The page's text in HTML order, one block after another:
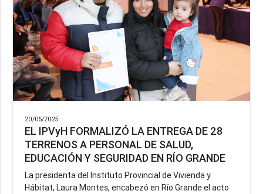
20/05/2025
EL IPVyH FORMALIZÓ LA ENTREGA DE 28
TERRENOS A PERSONAL DE SALUD,
EDUCACIÓN Y SEGURIDAD EN RÍO GRANDE
La presidenta del Instituto Provincial de Vivienda y
Hábitat, Laura Montes, encabezó en Río Grande el acto